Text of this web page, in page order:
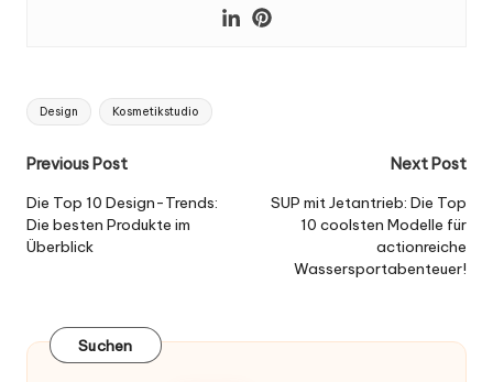
Tags:
Design Kosmetikstudio
Post
navigation
Previous Post
Die Top 10 Design-Trends:
Die besten Produkte im
Überblick
Next Post
SUP mit Jetantrieb: Die Top
10 coolsten Modelle für
actionreiche
Wassersportabenteuer!
Suchen